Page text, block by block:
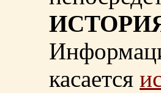
касается